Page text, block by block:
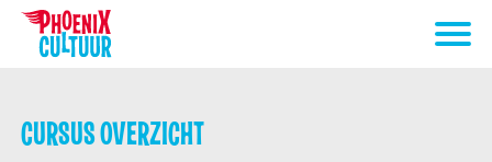
CURSUS OVERZICHT